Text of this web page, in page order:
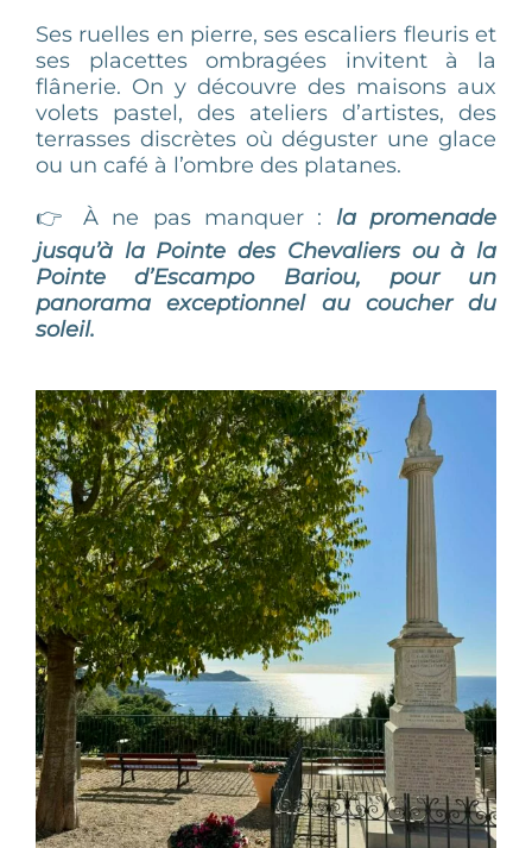
Ses ruelles en pierre, ses escaliers fleuris et
ses placettes ombragées invitent à la
flânerie. On y découvre des maisons aux
volets pastel, des ateliers d’artistes, des
terrasses discrètes où déguster une glace
ou un café à l’ombre des platanes.
👉 À ne pas manquer : la promenade
jusqu’à la Pointe des Chevaliers ou à la
Pointe d’Escampo Bariou, pour un
panorama exceptionnel au coucher du
soleil.